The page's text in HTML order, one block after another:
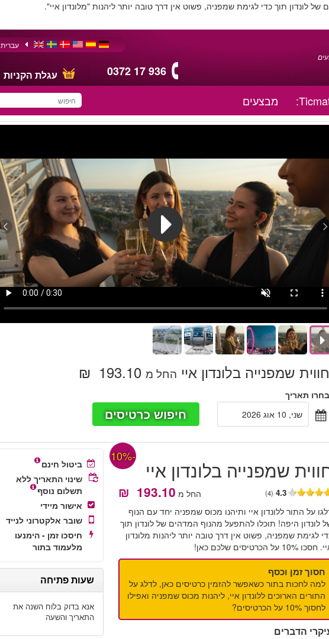
לונדון תוך כדי לגימת שמפניה, פשוט אין דרך טובה יותר ליהנות "מלונדון איי".
0372 17 936 עגלת הקניות
עברית
מבצעים
חווית שמפנייה בלונדון איי החל מ ‏193.10 ‏ ₪
בחרו תאריך
שני, 10 אוג 2026
חיפוש כרטיסים
-10%
שמפנייה בלונדון איי
4.3
(4) החל מ
על התור ללונדון איי ותיהנו מכוס שמפניה יחד עם הנוף
לונדון היפה! תוכלו להתפעל מהנוף המדהים של לונדון תוך
לגימת שמפניה, פשוט אין דרך טובה יותר ליהנות מלונדון
10% על הכרטיסים שלכם כאן!
חסוך זמן וכסף
למה לחכות בתור כשאפשר להזמין כרטיסים כאן, לדלג על
התורים הארוכים ללונדון איי, ליהנות מכוס שמפניה ואפילו
לחסוך 10% על הכרטיסים?
עיקרי הדברים
ביטול חינם
שינוי התאריך ללא
תשלום נוסף
אישור מיידי
שובר אלקטרוני לנייד
חיסכו זמן - הימנעו
מלעמוד בתור
שעות פתיחה
אנא בדוק בלוח השנה את
התאריך והשעה